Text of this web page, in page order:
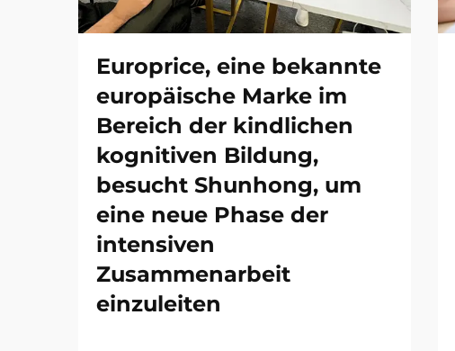
Europrice, eine bekannte
europäische Marke im
Bereich der kindlichen
kognitiven Bildung,
besucht Shunhong, um
eine neue Phase der
intensiven
Zusammenarbeit
einzuleiten